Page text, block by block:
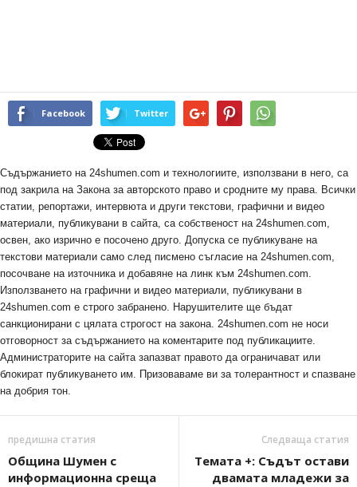
Facebook Twitter
Съдържанието на 24shumen.com и технологиите, използвани в него, са
под закрила на Закона за авторското право и сродните му права. Всички
статии, репортажи, интервюта и други текстови, графични и видео
материали, публикувани в сайта, са собственост на 24shumen.com,
освен, ако изрично е посочено друго. Допуска се публикуване на
текстови материали само след писмено съгласие на 24shumen.com,
посочване на източника и добавяне на линк към 24shumen.com.
Използването на графични и видео материали, публикувани в
24shumen.com е строго забранено. Нарушителите ще бъдат
санкционирани с цялата строгост на закона. 24shumen.com не носи
отговорност за съдържанието на коментарите под публикациите.
Администраторите на сайта запазват правото да ограничават или
блокират публикуването им. Призоваваме ви за толерантност и спазване
на добрия тон.
предишна статия
Община Шумен с
информационна среща
Следваща статия
Темата +: Съдът остави
двамата младежи за